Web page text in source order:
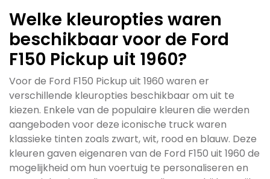
Welke kleuropties waren
beschikbaar voor de Ford
F150 Pickup uit 1960?
Voor de Ford F150 Pickup uit 1960 waren er
verschillende kleuropties beschikbaar om uit te
kiezen. Enkele van de populaire kleuren die werden
aangeboden voor deze iconische truck waren
klassieke tinten zoals zwart, wit, rood en blauw. Deze
kleuren gaven eigenaren van de Ford F150 uit 1960 de
mogelijkheid om hun voertuig te personaliseren en